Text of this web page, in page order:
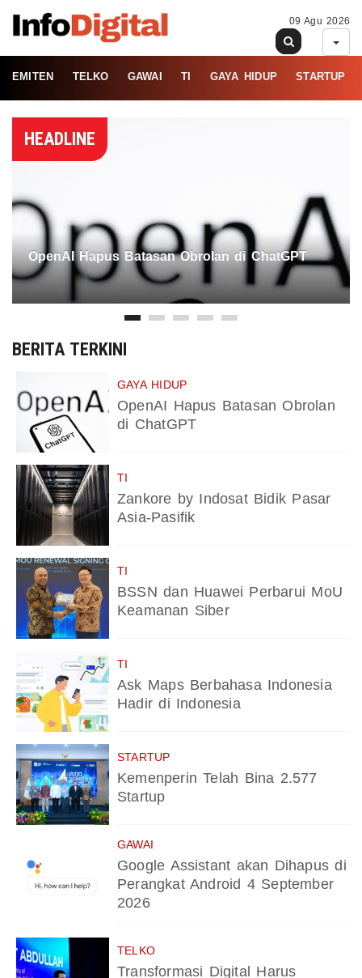
09 Agu 2026
EMITEN TELKO GAWAI TI GAYA HIDUP STARTUP
HEADLINE
OpenAI Hapus Batasan Obrolan di ChatGPT
BERITA TERKINI
GAYA HIDUP
OpenAI Hapus Batasan Obrolan
di ChatGPT
TI
Zankore by Indosat Bidik Pasar
Asia-Pasifik
TI
BSSN dan Huawei Perbarui MoU
Keamanan Siber
TI
Ask Maps Berbahasa Indonesia
Hadir di Indonesia
STARTUP
Kemenperin Telah Bina 2.577
Startup
GAWAI
Google Assistant akan Dihapus di
Perangkat Android 4 September
2026
TELKO
Transformasi Digital Harus